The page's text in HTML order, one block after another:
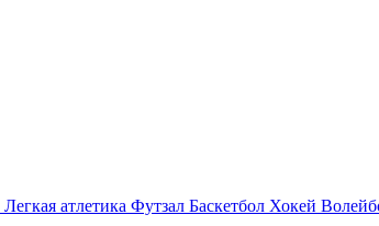
Легкая атлетика Футзал Баскетбол Хокей